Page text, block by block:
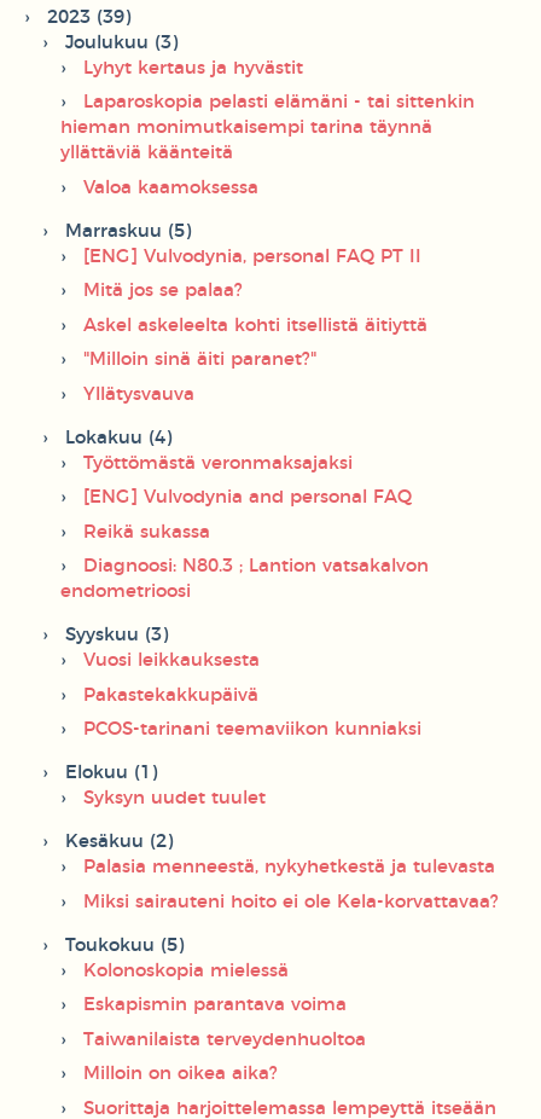
2023 (39)
Joulukuu (3)
Lyhyt kertaus ja hyvästit
Laparoskopia pelasti elämäni - tai sittenkin
hieman monimutkaisempi tarina täynnä
yllättäviä käänteitä
Valoa kaamoksessa
Marraskuu (5)
[ENG] Vulvodynia, personal FAQ PT II
Mitä jos se palaa?
Askel askeleelta kohti itsellistä äitiyttä
"Milloin sinä äiti paranet?"
Yllätysvauva
Lokakuu (4)
Työttömästä veronmaksajaksi
[ENG] Vulvodynia and personal FAQ
Reikä sukassa
Diagnoosi: N80.3 ; Lantion vatsakalvon
endometrioosi
Syyskuu (3)
Vuosi leikkauksesta
Pakastekakkupäivä
PCOS-tarinani teemaviikon kunniaksi
Elokuu (1)
Syksyn uudet tuulet
Kesäkuu (2)
Palasia menneestä, nykyhetkestä ja tulevasta
Miksi sairauteni hoito ei ole Kela-korvattavaa?
Toukokuu (5)
Kolonoskopia mielessä
Eskapismin parantava voima
Taiwanilaista terveydenhuoltoa
Milloin on oikea aika?
Suorittaja harjoittelemassa lempeyttä itseään